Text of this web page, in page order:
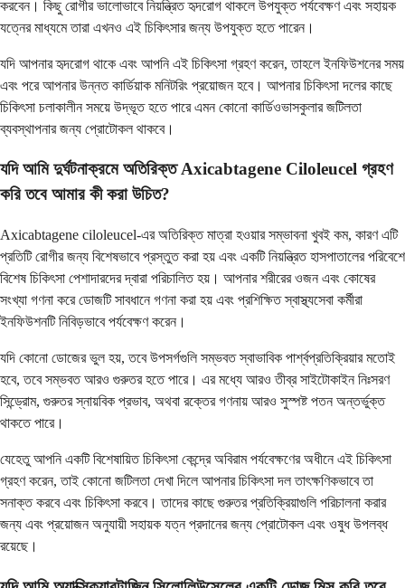
করবেন। কিছু রোগীর ভালোভাবে নিয়ন্ত্রিত হৃদরোগ থাকলে উপযুক্ত পর্যবেক্ষণ এবং সহায়ক
যত্নের মাধ্যমে তারা এখনও এই চিকিৎসার জন্য উপযুক্ত হতে পারেন।
যদি আপনার হৃদরোগ থাকে এবং আপনি এই চিকিৎসা গ্রহণ করেন, তাহলে ইনফিউশনের সময়
এবং পরে আপনার উন্নত কার্ডিয়াক মনিটরিং প্রয়োজন হবে। আপনার চিকিৎসা দলের কাছে
চিকিৎসা চলাকালীন সময়ে উদ্ভূত হতে পারে এমন কোনো কার্ডিওভাসকুলার জটিলতা
ব্যবস্থাপনার জন্য প্রোটোকল থাকবে।
যদি আমি দুর্ঘটনাক্রমে অতিরিক্ত Axicabtagene Ciloleucel গ্রহণ
করি তবে আমার কী করা উচিত?
Axicabtagene ciloleucel-এর অতিরিক্ত মাত্রা হওয়ার সম্ভাবনা খুবই কম, কারণ এটি
প্রতিটি রোগীর জন্য বিশেষভাবে প্রস্তুত করা হয় এবং একটি নিয়ন্ত্রিত হাসপাতালের পরিবেশে
বিশেষ চিকিৎসা পেশাদারদের দ্বারা পরিচালিত হয়। আপনার শরীরের ওজন এবং কোষের
সংখ্যা গণনা করে ডোজটি সাবধানে গণনা করা হয় এবং প্রশিক্ষিত স্বাস্থ্যসেবা কর্মীরা
ইনফিউশনটি নিবিড়ভাবে পর্যবেক্ষণ করেন।
যদি কোনো ডোজের ভুল হয়, তবে উপসর্গগুলি সম্ভবত স্বাভাবিক পার্শ্বপ্রতিক্রিয়ার মতোই
হবে, তবে সম্ভবত আরও গুরুতর হতে পারে। এর মধ্যে আরও তীব্র সাইটোকাইন নিঃসরণ
সিন্ড্রোম, গুরুতর স্নায়বিক প্রভাব, অথবা রক্তের গণনায় আরও সুস্পষ্ট পতন অন্তর্ভুক্ত
থাকতে পারে।
যেহেতু আপনি একটি বিশেষায়িত চিকিৎসা কেন্দ্রে অবিরাম পর্যবেক্ষণের অধীনে এই চিকিৎসা
গ্রহণ করেন, তাই কোনো জটিলতা দেখা দিলে আপনার চিকিৎসা দল তাৎক্ষণিকভাবে তা
সনাক্ত করবে এবং চিকিৎসা করবে। তাদের কাছে গুরুতর প্রতিক্রিয়াগুলি পরিচালনা করার
জন্য এবং প্রয়োজন অনুযায়ী সহায়ক যত্ন প্রদানের জন্য প্রোটোকল এবং ওষুধ উপলব্ধ
রয়েছে।